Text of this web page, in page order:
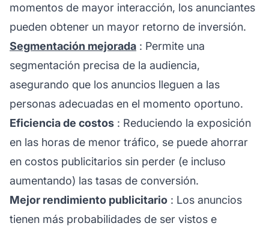
momentos de mayor interacción, los anunciantes
pueden obtener un mayor retorno de inversión.
Segmentación mejorada : Permite una
segmentación precisa de la audiencia,
asegurando que los anuncios lleguen a las
personas adecuadas en el momento oportuno.
Eficiencia de costos : Reduciendo la exposición
en las horas de menor tráfico, se puede ahorrar
en costos publicitarios sin perder (e incluso
aumentando) las tasas de conversión.
Mejor rendimiento publicitario : Los anuncios
tienen más probabilidades de ser vistos e